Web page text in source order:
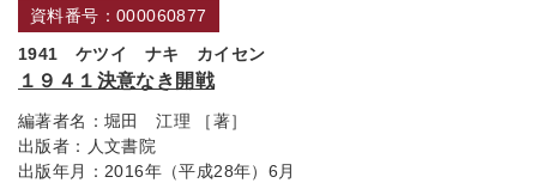
資料番号：000060877
1941 ケツイ ナキ カイセン
１９４１決意なき開戦
編著者名： 堀田 江理 ［著］
出版者： 人文書院
出版年月： 2016年（平成28年）6月